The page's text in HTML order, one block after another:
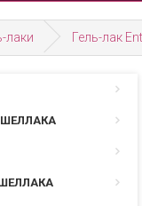
лаки Гель-лак